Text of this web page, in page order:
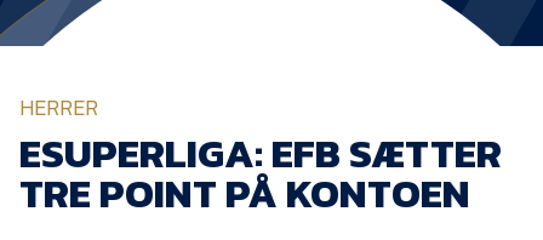
NYHEDER
HERRER
ESUPERLIGA: EFB SÆTTER
TRE POINT PÅ KONTOEN